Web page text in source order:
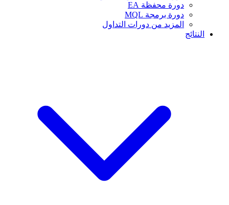
دورة محفظة EA
دورة برمجة MQL
المزيد من دورات التداول
النتائج